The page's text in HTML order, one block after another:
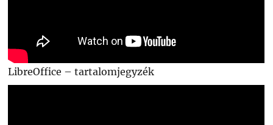
LibreOffice – tartalomjegyzék